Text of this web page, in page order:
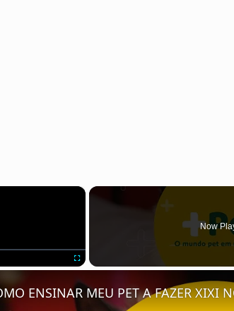
×
Now
ENSINAR MEU PET A FAZER XIXI